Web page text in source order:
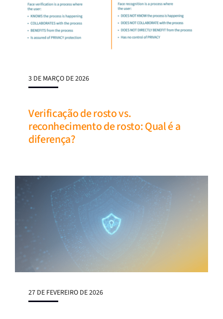
3 DE MARÇO DE 2026
Verificação de rosto vs.
reconhecimento de rosto: Qual é a
diferença?
27 DE FEVEREIRO DE 2026